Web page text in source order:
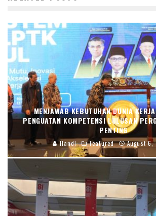
MENJAWAB KEBUTUHAN DUNIA
PENGUATAN KOMPETENSI LULUSAN
PENTING
Handi Featured August 6,